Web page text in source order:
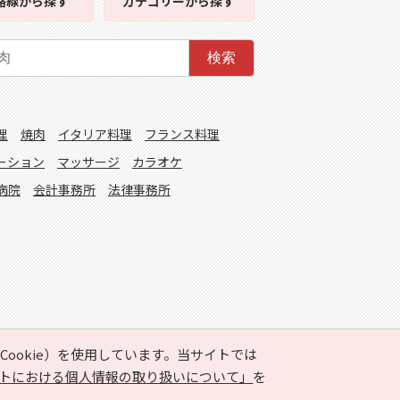
）を使用しています。当サイトでは
における個人情報の取り扱いについて」 を
検索
焼肉 イタリア料理
フランス料理
ション マッサージ
カラオケ
院 会計事務所 法律事務所